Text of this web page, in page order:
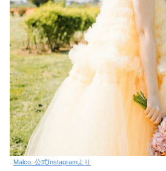
Malco. 公式Instagramより